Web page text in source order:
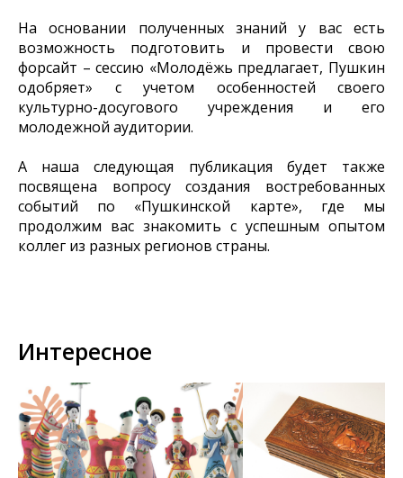
На основании полученных знаний у вас есть
возможность подготовить и провести свою
форсайт – сессию «Молодёжь предлагает, Пушкин
одобряет» с учетом особенностей своего
культурно-досугового учреждения и его
молодежной аудитории.
А наша следующая публикация будет также
посвящена вопросу создания востребованных
событий по «Пушкинской карте», где мы
продолжим вас знакомить с успешным опытом
коллег из разных регионов страны.
Интересное